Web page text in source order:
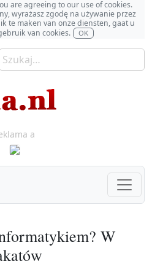
are agreeing to our use of cookies.
wyrażasz zgodę na używanie przez
te maken van onze diensten, gaat u
van cookies.
OK
a
W